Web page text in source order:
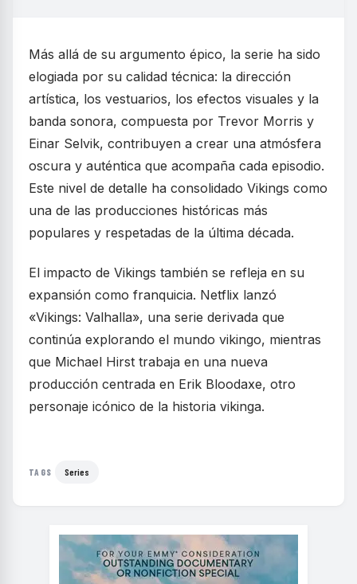
Más allá de su argumento épico, la serie ha sido
elogiada por su calidad técnica: la dirección
artística, los vestuarios, los efectos visuales y la
banda sonora, compuesta por Trevor Morris y
Einar Selvik, contribuyen a crear una atmósfera
oscura y auténtica que acompaña cada episodio.
Este nivel de detalle ha consolidado Vikings como
una de las producciones históricas más
populares y respetadas de la última década.
El impacto de Vikings también se refleja en su
expansión como franquicia. Netflix lanzó
«Vikings: Valhalla», una serie derivada que
continúa explorando el mundo vikingo, mientras
que Michael Hirst trabaja en una nueva
producción centrada en Erik Bloodaxe, otro
personaje icónico de la historia vikinga.
TAGS Series